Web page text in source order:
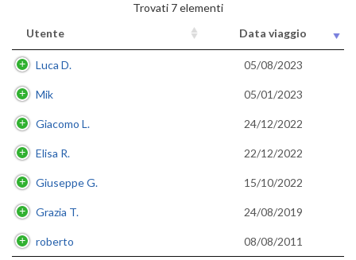
Trovati 7 elementi
Utente
Data viaggio
Luca D. 05/08/2023
Mik 05/01/2023
Giacomo L. 24/12/2022
Elisa R. 22/12/2022
Giuseppe G. 15/10/2022
Grazia T. 24/08/2019
roberto 08/08/2011